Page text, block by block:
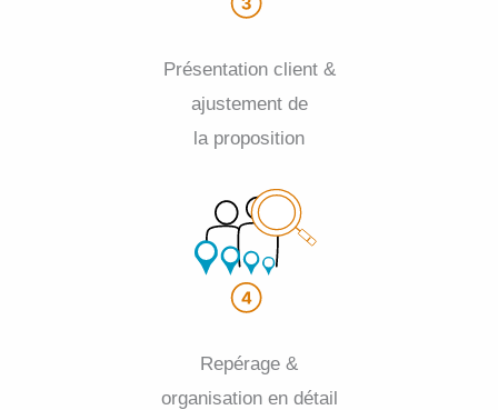
Présentation client &
ajustement de
la proposition
Repérage &
organisation en détail